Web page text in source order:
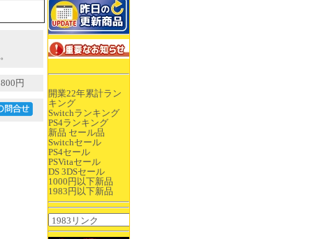
開業22年累計ラン
キング
Switchランキング
PS4ランキング
新品 セール品
Switchセール
PS4セール
PSVitaセール
DS 3DSセール
1000円以下新品
1983円以下新品
円